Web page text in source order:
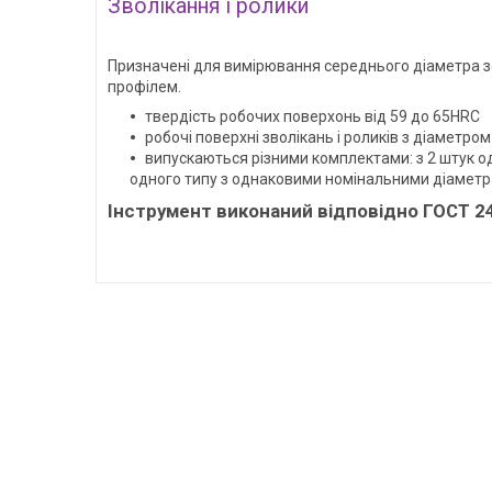
Зволікання і ролики
Призначені для вимірювання середнього діаметра
профілем.
твердість робочих поверхонь від 59 до 65HRC
робочі поверхні зволікань і роликів з
випускаються різними комплектами: з 2 штук
одного типу з однаковими номінальними
Інструмент виконаний відповідно ГОСТ